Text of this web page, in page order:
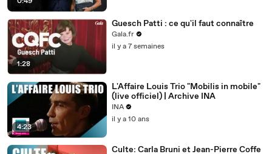
1:28
Guesch Patti : ce qu'il faut connaître
Gala.fr
il y a 7 semaines
4:23
L'Affaire Louis Trio "Mobilis in mobile"
(live officiel) | Archive INA
INA
il y a 10 ans
Culte: Carla Bruni et Jean-Pierre Coffe